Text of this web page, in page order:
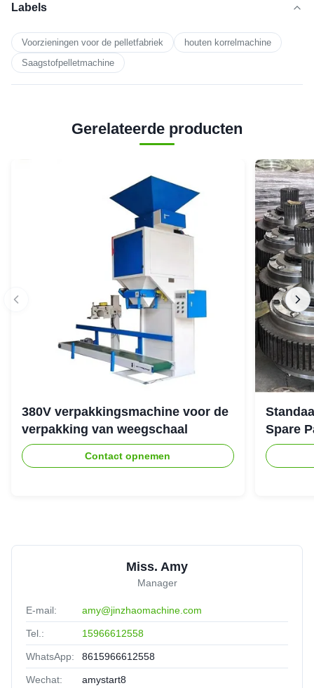
Labels
Voorzieningen voor de pelletfabriek
houten korrelmachine
Saagstofpelletmachine
Gerelateerde producten
380V verpakkingsmachine voor de
verpakking van weegschaal
Contact opnemen
Spare
Miss. Amy
Manager
E-mail: amy@jinzhaomachine.com
Tel.: 15966612558
WhatsApp: 8615966612558
Wechat: amystart8